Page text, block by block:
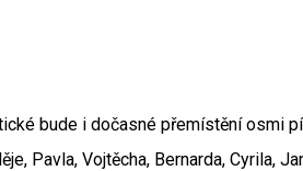
bude i dočasné přemístění osmi
Pavla, Vojtěcha, Bernarda, Cyrila,